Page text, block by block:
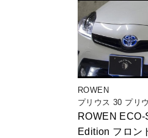
ROWEN
プリウス 30 プリ
ROWEN ECO-
Edition フロン